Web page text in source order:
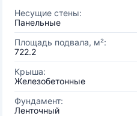
Несущие стены:
Панельные
Площадь подвала, м²:
722.2
Крыша:
Железобетонные
Фундамент:
Ленточный